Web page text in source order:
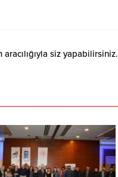
siz yapabilirsiniz.